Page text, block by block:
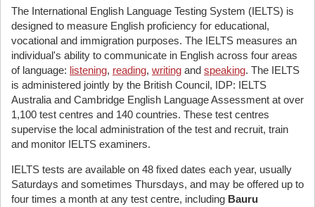
The International English Language Testing System (IELTS) is
designed to measure English proficiency for educational,
vocational and immigration purposes. The IELTS measures an
individual's ability to communicate in English across four areas
of language: listening, reading, writing and speaking. The IELTS
is administered jointly by the British Council, IDP: IELTS
Australia and Cambridge English Language Assessment at over
1,100 test centres and 140 countries. These test centres
supervise the local administration of the test and recruit, train
and monitor IELTS examiners.
IELTS tests are available on 48 fixed dates each year, usually
Saturdays and sometimes Thursdays, and may be offered up to
four times a month at any test centre, including Bauru